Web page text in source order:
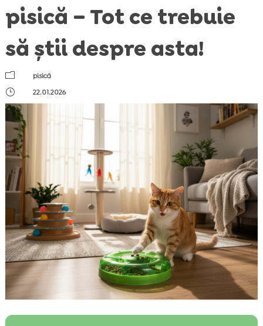
pisică – Tot ce trebuie
să știi despre asta!
m
pisică
}
22.01.2026